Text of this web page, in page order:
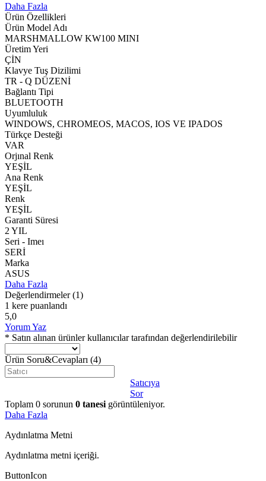
Daha Fazla
Ürün Özellikleri
Ürün Model Adı
MARSHMALLOW KW100 MINI
Üretim Yeri
ÇİN
Klavye Tuş Dizilimi
TR - Q DÜZENİ
Bağlantı Tipi
BLUETOOTH
Uyumluluk
WINDOWS, CHROMEOS, MACOS, IOS VE IPADOS
Türkçe Desteği
VAR
Orjınal Renk
YEŞİL
Ana Renk
YEŞİL
Renk
YEŞİL
Garanti Süresi
2 YIL
Seri - Imeı
SERİ
Marka
ASUS
Daha Fazla
Değerlendirmeler (1)
1 kere puanlandı
5,0
Yorum Yaz
* Satın alınan ürünler kullanıcılar tarafından değerlendirilebilir
Ürün Soru&Cevapları (4)
Satıcıya
Sor
Toplam 0 sorunun 0 tanesi görüntüleniyor.
Daha Fazla
Aydınlatma Metni
Aydınlatma metni içeriği.
ButtonIcon